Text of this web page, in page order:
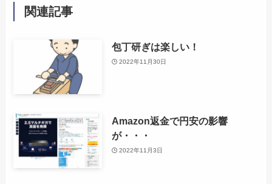
関連記事
包丁研ぎは楽しい！
2022年11月30日
Amazon返金で円安の影響
が・・・
2022年11月3日